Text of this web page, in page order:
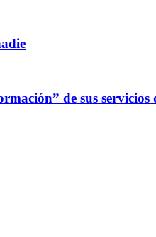
de sus servicios